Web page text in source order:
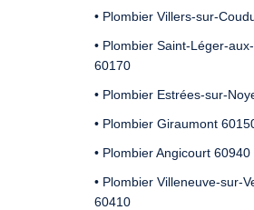
• Plombier Villers-sur-
• Plombier Saint-Léger-
60170
• Plombier Estrées-sur-
• Plombier Giraumont
• Plombier Angicourt 60940
• Plombier Villeneuve-sur-
60410